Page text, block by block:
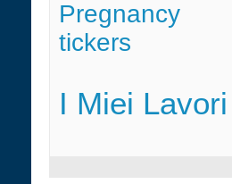
I Miei Lavori